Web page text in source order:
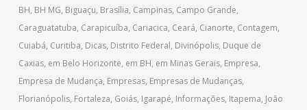
BH, BH MG, Biguaçu, Brasília, Campinas, Campo Grande,
Caraguatatuba, Carapicuíba, Cariacica, Ceará, Cianorte, Contagem,
Cuiabá, Curitiba, Dicas, Distrito Federal, Divinópolis, Duque de
Caxias, em Belo Horizonte, em BH, em Minas Gerais, Empresa,
Empresa de Mudança, Empresas, Empresas de Mudanças,
Florianópolis, Fortaleza, Goiás, Igarapé, Informações, Itapema, João